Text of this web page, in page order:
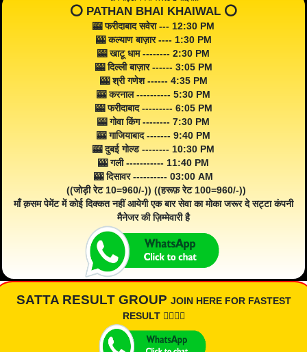
⭕️ PATHAN BHAI KHAIWAL ⭕️
🎰 फरीदाबाद सवेरा --- 12:30 PM
🎰 कल्याण बाज़ार ---- 1:30 PM
🎰 खाटू धाम -------- 2:30 PM
🎰 दिल्ली बाज़ार ------ 3:05 PM
🎰 श्री गणेश ------ 4:35 PM
🎰 करनाल ---------- 5:30 PM
🎰 फरीदाबाद --------- 6:05 PM
🎰 गोवा किंग -------- 7:30 PM
🎰 गाजियाबाद ------- 9:40 PM
🎰 दुबई गोल्ड -------- 10:30 PM
🎰 गली ----------- 11:40 PM
🎰 दिसावर ---------- 03:00 AM
((जोड़ी रेट 10=960/-)) ((हरूफ़ रेट 100=960/-))
माँ क़सम पेमेंट में कोई दिक्कत नहीं आयेगी एक बार सेवा का मोका जरूर दे सट्टा कंपनी
मैनेजर की ज़िम्मेवारी है
SATTA RESULT GROUP JOIN HERE FOR FASTEST
RESULT 👇🏾👇🏾